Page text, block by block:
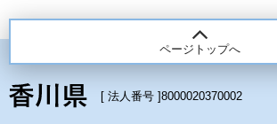
ページトップへ
[ 法人番号 ]8000020370002